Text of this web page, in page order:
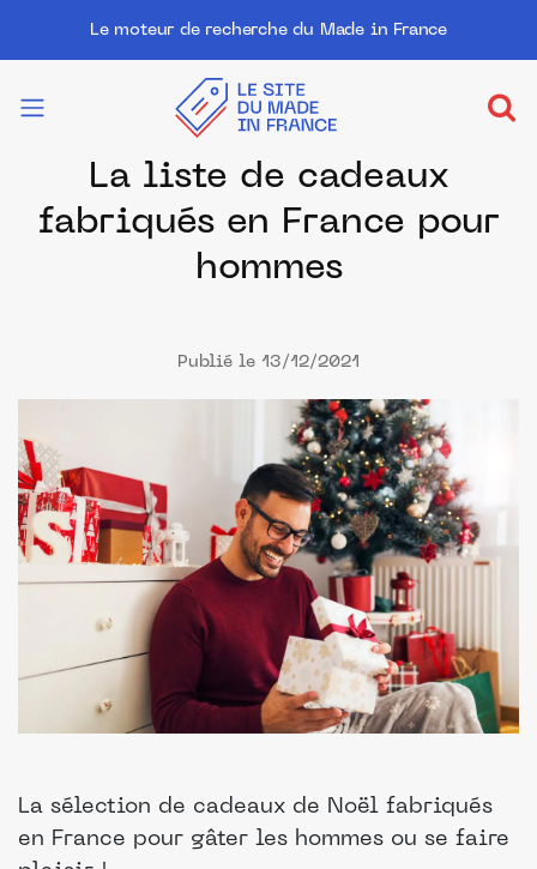
Le moteur de recherche du Made in France
La liste de cadeaux
fabriqués en France pour
hommes
Publié le 13/12/2021
La sélection de cadeaux de Noël fabriqués
en France pour gâter les hommes ou se faire